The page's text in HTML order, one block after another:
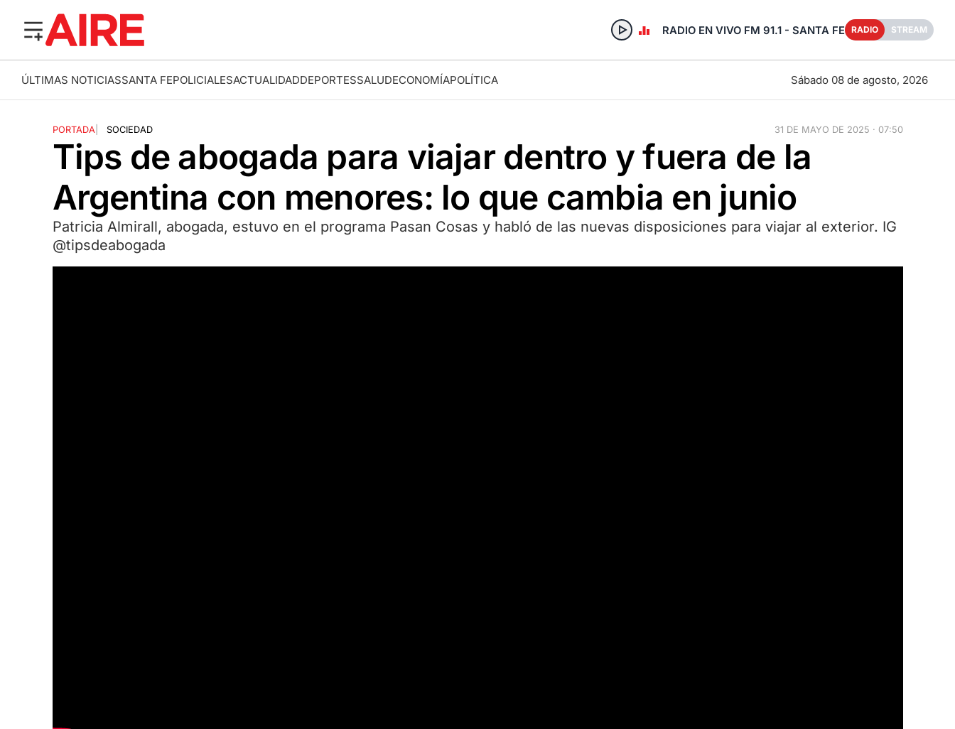
RADIO EN VIVO FM 91.1 - SANTA FE RADIO STREAM
ÚLTIMAS NOTICIASSANTA FEPOLICIALESACTUALIDADDEPORTESSALUDECONOMÍAPOLÍTICA Sábado 08 de agosto, 2026
PORTADA SOCIEDAD 31 DE MAYO DE 2025 · 07:50
Tips de abogada para viajar dentro y fuera de la
Argentina con menores: lo que cambia en junio
Patricia Almirall, abogada, estuvo en el programa Pasan Cosas y habló de las nuevas disposiciones para viajar al exterior. IG
@tipsdeabogada